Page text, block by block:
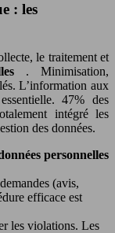
: les
le traitement et
. Minimisation,
L’information aux
47% des
intégré les
des données.
personnelles
(avis,
efficace est
les violations. Les